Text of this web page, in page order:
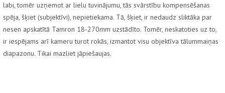
labi, tomēr uzņemot ar lielu tuvinājumu, tās svārstību kompensēšanas
spēja, šķiet (subjektīvi), nepietiekama. Tā, šķiet, ir nedaudz sliktāka par
nesen apskatītā Tamron 18-270mm uzstādīto. Tomēr, neskatoties uz to,
ir iespējams arī kameru turot rokās, izmantot visu objektīva tālummaiņas
diapazonu. Tikai mazliet jāpiešaujas.